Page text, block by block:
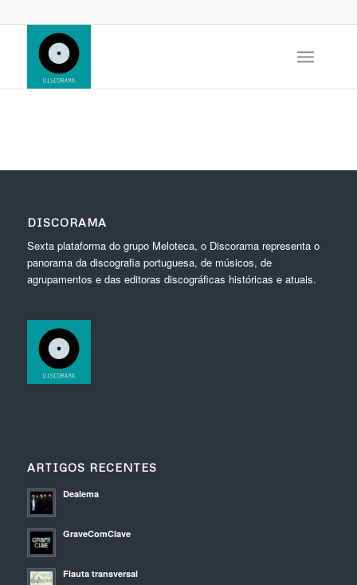
DISCORAMA
Sexta plataforma do grupo Meloteca, o Discorama representa o
panorama da discografia portuguesa, de músicos, de
agrupamentos e das editoras discográficas históricas e atuais.
ARTIGOS RECENTES
Dealema
GraveComClave
Flauta transversal